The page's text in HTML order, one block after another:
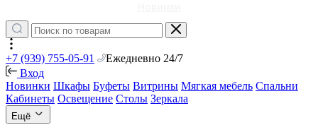
+7 (939) 755-05-91
Ежедневно 24/7
Вход
Новинки Шкафы Буфеты Витрины Мягкая мебель Спальни
Кабинеты Освещение Столы Зеркала
Ещё